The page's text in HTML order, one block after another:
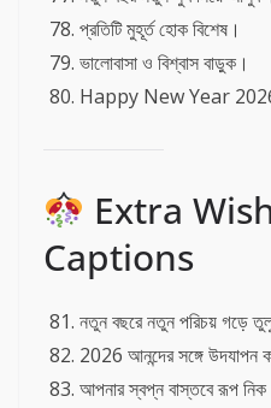
প্রতিটি মুহূর্ত হোক বিশেষ।
ভালোবাসা ও বিশ্বাস বাড়ুক।
Happy New Year 2026
Extra
Captions
নতুন বছরে নতুন পরিচয় গড়ে
2026 আনন্দের সঙ্গে উদযাপন
আপনার স্বপ্ন বাস্তবে রূপ